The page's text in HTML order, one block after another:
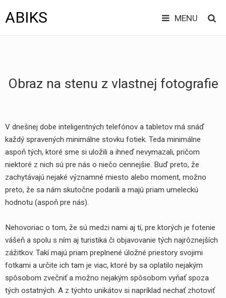
ABIKS
INTERNET
TOVAR
ZDRAVIE
MENU
Obraz na stenu z vlastnej fotografie
V dnešnej dobe inteligentných telefónov a tabletov má snáď
každý spravených minimálne stovku fotiek. Teda minimálne
aspoň tých, ktoré sme si uložili a ihneď nevymazali, pričom
niektoré z nich sú pre nás o niečo cennejšie. Buď preto, že
zachytávajú nejaké významné miesto alebo moment, možno
preto, že sa nám skutočne podarili a majú priam umeleckú
hodnotu (aspoň pre nás).
Nehovoriac o tom, že sú medzi nami aj tí, pre ktorých je fotenie
vášeň a spolu s ním aj turistika či objavovanie tých najrôznejších
zážitkov. Takí majú priam preplnené úložné priestory svojimi
fotkami a určite ich tam je viac, ktoré by sa oplatilo nejakým
spôsobom zvečniť a možno nejakým spôsobom vyňať spoza
tých ostatných. A z týchto unikátov si napríklad nechať zhotoviť